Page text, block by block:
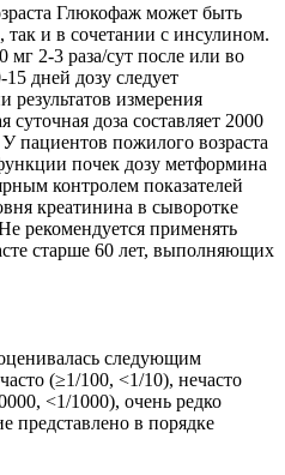
Глюкофаж может быть
и в сочетании с инсулином.
мг 2-3 раза/сут после или во
дней дозу следует
результатов измерения
доза составляет 2000
пациентов пожилого возраста
почек дозу метформина
контролем показателей
креатинина в сыворотке
рекомендуется применять
старше 60 лет, выполняющих
следующим
(≥1/100, <1/10), нечасто
<1/1000), очень редко
представлено в порядке